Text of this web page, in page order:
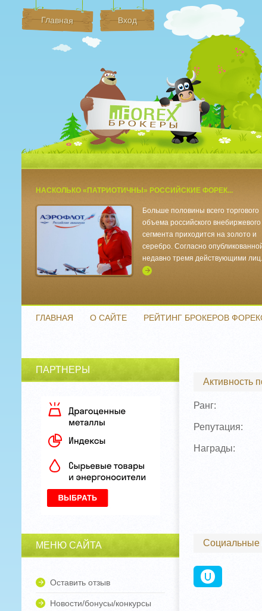
Главная Вход
Брокеры
НАСКОЛЬКО «ПАТРИОТИЧНЫ» РОССИЙСКИЕ ФОРЕК...
Больше половины всего торгового
объема российского внебиржевого
сегмента приходится на золото и
серебро. Согласно
недавно тремя действующими
ГЛАВНАЯ О САЙТЕ РЕЙТИНГ БРОКЕРОВ
Активность
Ранг:
Репутация:
Награды:
Социальные
ПАРТНЕРЫ
МЕНЮ САЙТА
Оставить отзыв
Новости/бонусы/конкурсы